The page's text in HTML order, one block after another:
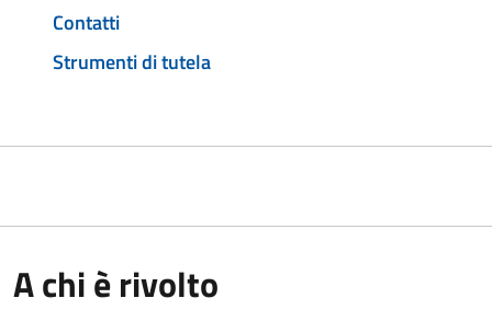
Contatti
Strumenti di tutela
A chi è rivolto